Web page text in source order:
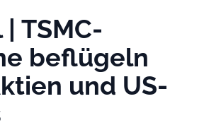
TSMC-
beflügeln
und US-